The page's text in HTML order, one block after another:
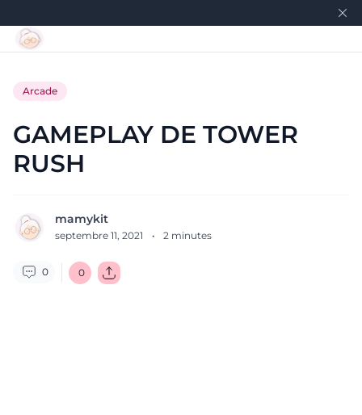
Arcade
GAMEPLAY DE TOWER
RUSH
mamykit
septembre 11, 2021 · 2 minutes
0 0